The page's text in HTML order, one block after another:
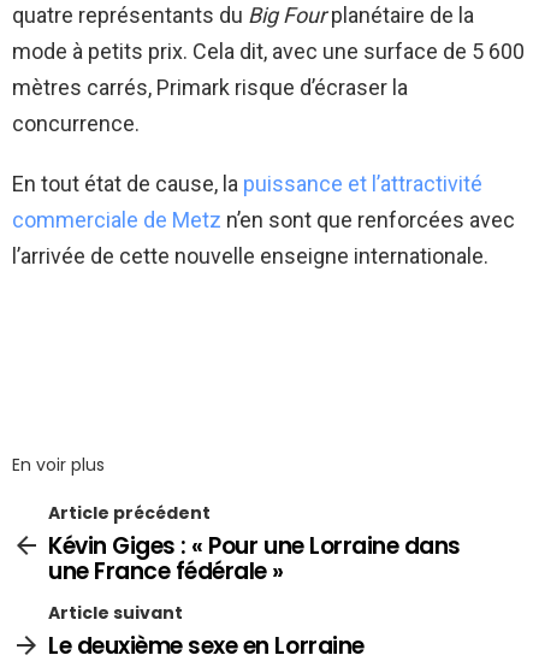
quatre représentants du Big Fourplanétaire de la
mode à petits prix. Cela dit, avec une surface de 5 600
mètres carrés, Primark risque d’écraser la
concurrence.
En tout état de cause, la puissance et l’attractivité
commerciale de Metz n’en sont que renforcées avec
l’arrivée de cette nouvelle enseigne internationale.
En voir plus
Article précédent
Kévin Giges : « Pour une Lorraine dans
une France fédérale »
Article suivant
Le deuxième sexe en Lorraine